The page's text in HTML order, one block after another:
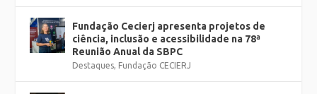
Fundação Cecierj apresenta projetos de
ciência, inclusão e acessibilidade na 78ª
Reunião Anual da SBPC
Destaques, Fundação CECIERJ